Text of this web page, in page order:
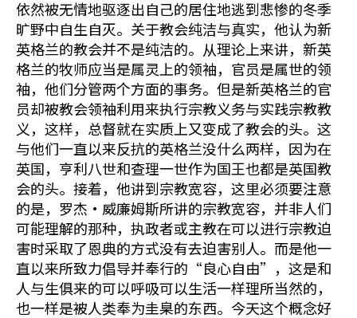
依然被无情地驱逐出自己的居住地逃到悲惨的冬季
旷野中自生自灭。关于教会纯洁与真实，他认为新
英格兰的教会并不是纯洁的。从理论上来讲，新英
格兰的牧师应当是属灵上的领袖，官员是属世的领
袖，他们分管两个方面的事务。但是新英格兰的官
员却被教会领袖利用来执行宗教义务与实践宗教教
义，这样，总督就在实质上又变成了教会的头。这
与他们一直以来反抗的英格兰没什么两样，因为在
英国，亨利八世和查理一世作为国王也都是英国教
会的头。接着，他讲到宗教宽容，这里必须要注意
的是，罗杰•威廉姆斯所讲的宗教宽容，并非人们
可能理解的那种，执政者或主教在可以进行宗教迫
害时采取了恩典的方式没有去迫害别人。而是他一
直以来所致力倡导并奉行的“良心自由”，这是和
人与生俱来的可以呼吸可以生活一样理所当然的，
也一样是被人类奉为圭臬的东西。今天这个概念好